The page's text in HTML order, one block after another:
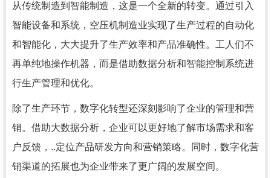
从传统制造到智能制造，这是一个全新的转变。通过引入
智能设备和系统，空压机制造业实现了生产过程的自动化
和智能化，大大提升了生产效率和产品准确性。工人们不
再单纯地操作机器，而是借助数据分析和智能控制系统进
行生产管理和优化。
除了生产环节，数字化转型还深刻影响了企业的管理和营
销。借助大数据分析，企业可以更好地了解市场需求和客
户反馈，..定位产品研发方向和营销策略。同时，数字化营
销渠道的拓展也为企业带来了更广阔的发展空间。